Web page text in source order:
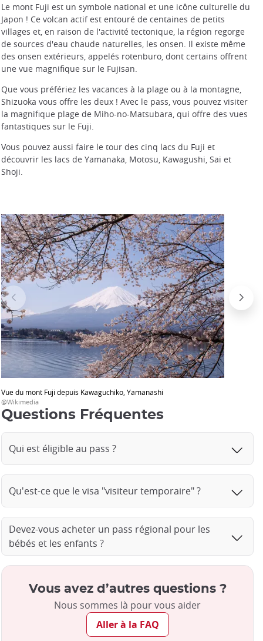
Le mont Fuji est un symbole national et une icône culturelle du
Japon ! Ce volcan actif est entouré de centaines de petits
villages et, en raison de l'activité tectonique, la région regorge
de sources d'eau chaude naturelles, les onsen. Il existe même
des onsen extérieurs, appelés rotenburo, dont certains offrent
une vue magnifique sur le Fujisan.
Que vous préfériez les vacances à la plage ou à la montagne,
Shizuoka vous offre les deux ! Avec le pass, vous pouvez visiter
la magnifique plage de Miho-no-Matsubara, qui offre des vues
fantastiques sur le Fuji.
Vous pouvez aussi faire le tour des cinq lacs du Fuji et
découvrir les lacs de Yamanaka, Motosu, Kawagushi, Sai et
Shoji.
Vue du mont Fuji depuis Kawaguchiko, Yamanashi
@Wikimedia
Questions Fréquentes
Qui est éligible au pass ?
Qu'est-ce que le visa "visiteur temporaire" ?
Devez-vous acheter un pass régional pour les
bébés et les enfants ?
Vous avez d’autres questions ?
Nous sommes là pour vous aider
Aller à la FAQ